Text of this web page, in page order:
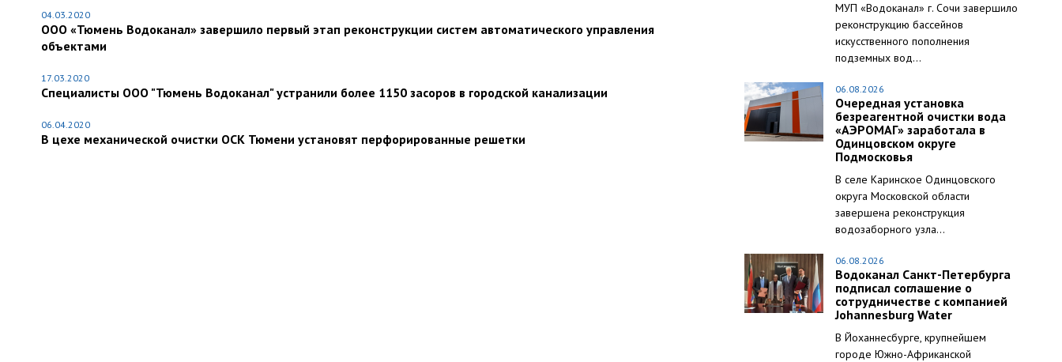
04.03.2020
ООО «Тюмень Водоканал» завершило первый этап реконструкции систем автоматического управления
объектами
17.03.2020
Специалисты ООО "Тюмень Водоканал" устранили более 1150 засоров в городской канализации
06.04.2020
В цехе механической очистки ОСК Тюмени установят перфорированные решетки
МУП «Водоканал» г. Сочи завершило
реконструкцию бассейнов
искусственного пополнения
подземных вод...
06.08.2026
Очередная установка
безреагентной очистки вода
«АЭРОМАГ» заработала в
Одинцовском округе
Подмосковья
В селе Каринское Одинцовского
округа Московской области
завершена реконструкция
водозаборного узла...
06.08.2026
Водоканал Санкт-Петербурга
подписал соглашение о
сотрудничестве с компанией
Johannesburg Water
В Йоханнесбурге, крупнейшем
городе Южно-Африканской